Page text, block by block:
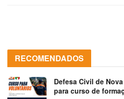
RECOMENDADOS
Defesa Civil de
para curso de